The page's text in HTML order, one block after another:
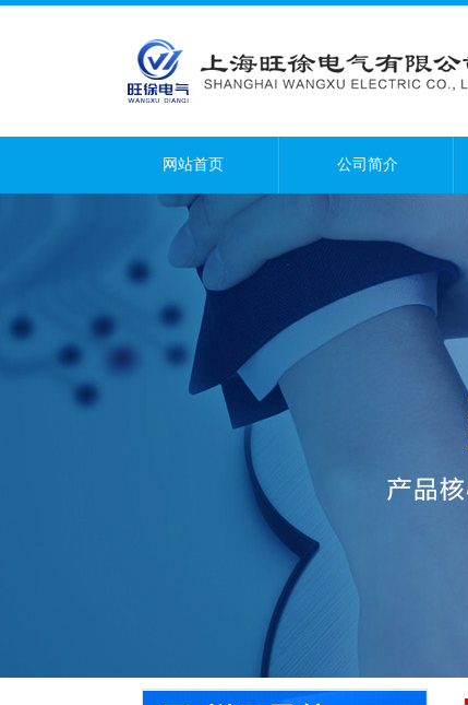
网站首页 公司简介